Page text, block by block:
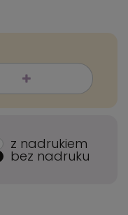
z nadrukiem
bez nadruku